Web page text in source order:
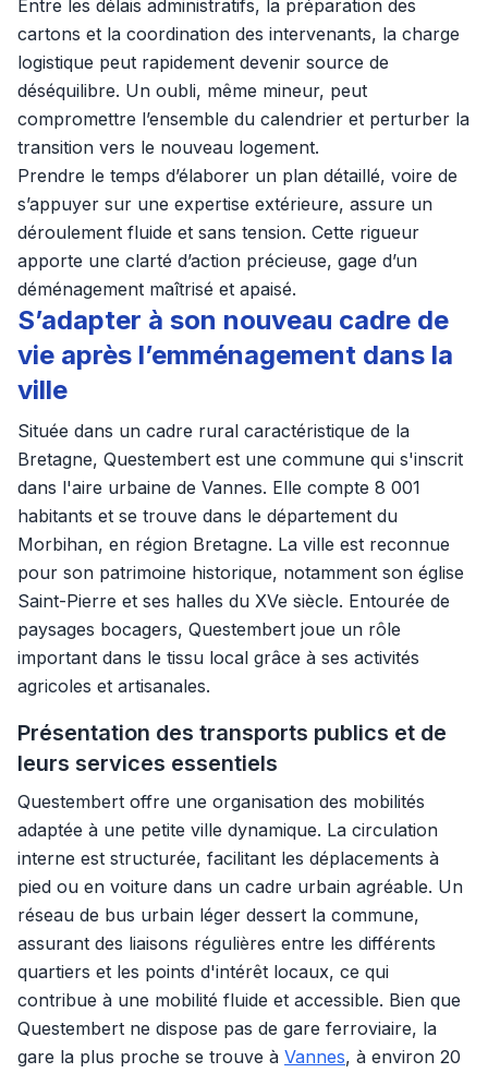
Entre les délais administratifs, la préparation des
cartons et la coordination des intervenants, la charge
logistique peut rapidement devenir source de
déséquilibre. Un oubli, même mineur, peut
compromettre l’ensemble du calendrier et perturber la
transition vers le nouveau logement.
Prendre le temps d’élaborer un plan détaillé, voire de
s’appuyer sur une expertise extérieure, assure un
déroulement fluide et sans tension. Cette rigueur
apporte une clarté d’action précieuse, gage d’un
déménagement maîtrisé et apaisé.
S’adapter à son nouveau cadre de
vie après l’emménagement dans la
ville
Située dans un cadre rural caractéristique de la
Bretagne, Questembert est une commune qui s'inscrit
dans l'aire urbaine de Vannes. Elle compte 8 001
habitants et se trouve dans le département du
Morbihan, en région Bretagne. La ville est reconnue
pour son patrimoine historique, notamment son église
Saint-Pierre et ses halles du XVe siècle. Entourée de
paysages bocagers, Questembert joue un rôle
important dans le tissu local grâce à ses activités
agricoles et artisanales.
Présentation des transports publics et de
leurs services essentiels
Questembert offre une organisation des mobilités
adaptée à une petite ville dynamique. La circulation
interne est structurée, facilitant les déplacements à
pied ou en voiture dans un cadre urbain agréable. Un
réseau de bus urbain léger dessert la commune,
assurant des liaisons régulières entre les différents
quartiers et les points d'intérêt locaux, ce qui
contribue à une mobilité fluide et accessible. Bien que
Questembert ne dispose pas de gare ferroviaire, la
gare la plus proche se trouve à Vannes, à environ 20